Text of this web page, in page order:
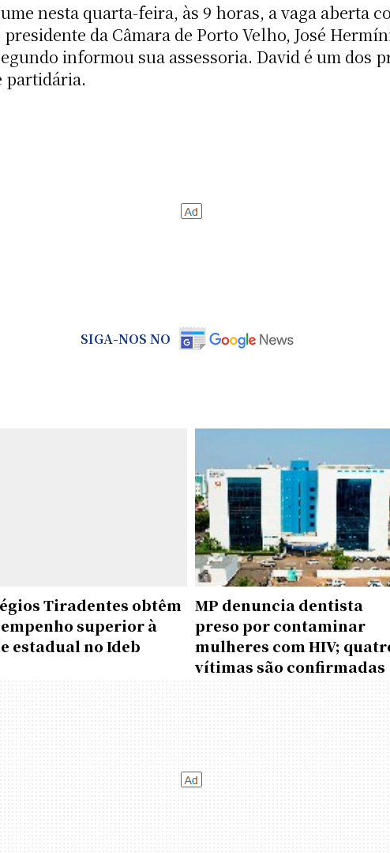
nesta quarta-feira, às 9 horas, a vaga aberta
da Câmara de Porto Velho, José
informou sua assessoria. David é um dos
partidária.
SIGA-NOS NO
Tiradentes obtêm
superior à
estadual no Ideb
MP denuncia dentista
preso por contaminar
mulheres com HIV;
vítimas são confirmadas